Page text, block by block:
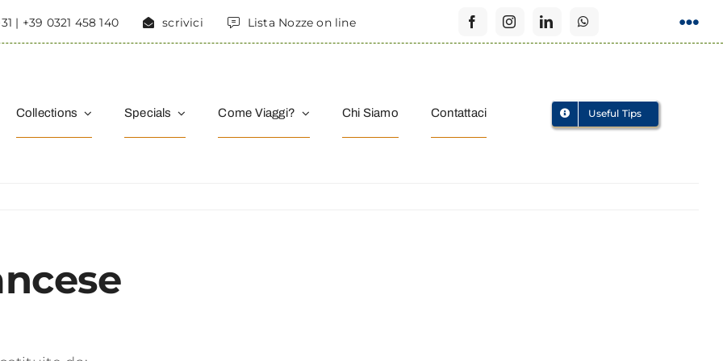
| +39 0321 458 140 scrivici Lista Nozze on line
Collections Specials
shop
Come Viaggi? Chi Siamo Contattaci Useful Tips